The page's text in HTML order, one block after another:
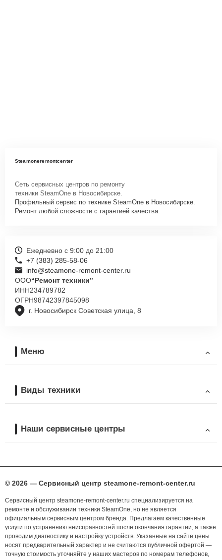
Steamoneremontcenter
Сеть сервисных центров по ремонту
техники SteamOne в Новосибирске.
Профильный сервис по технике SteamOne в Новосибирске.
Ремонт любой сложности с гарантией качества.
г. Новосибирск Советская улица, 8
Ежедневно с 9:00 до 21:00
+7 (383) 285-58-06
info@steamone-remont-center.ru
ООО“Ремонт техники”
ИНН234789782
ОГРН98742397845098
Меню
Виды техники
Наши сервисные центры
© 2026 — Сервисный центр steamone-remont-center.ru
Сервисный центр steamone-remont-center.ru специализируется на
ремонте и обслуживании техники SteamOne, но не является
официальным сервисным центром бренда. Предлагаем качественные
услуги по устранению неисправностей после окончания гарантии, а также
проводим диагностику и настройку устройств. Указанные на сайте цены
носят предварительный характер и не считаются публичной офертой —
точную стоимость уточняйте у наших мастеров по номерам телефонов,